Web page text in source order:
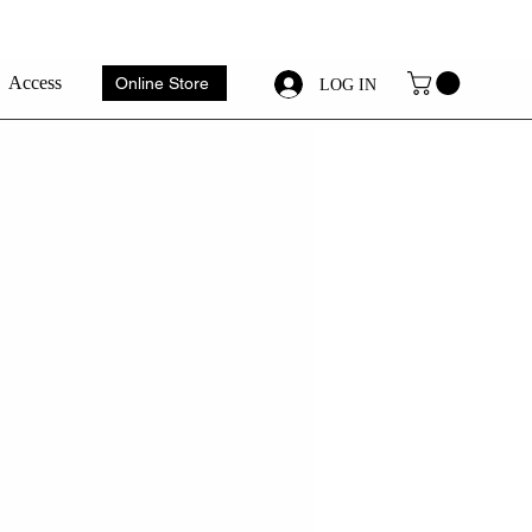
Access LOG IN
Online Store